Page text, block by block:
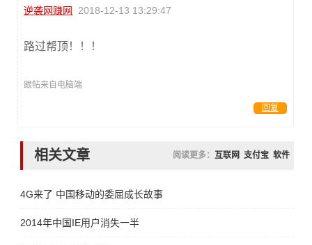
逆袭网赚网 2018-12-13 13:29:47
路过帮顶！！！
跟帖来自电脑端
回复
相关文章 阅读更多： 互联网 支付宝 软件
4G来了 中国移动的委屈成长故事
2014年中国IE用户消失一半